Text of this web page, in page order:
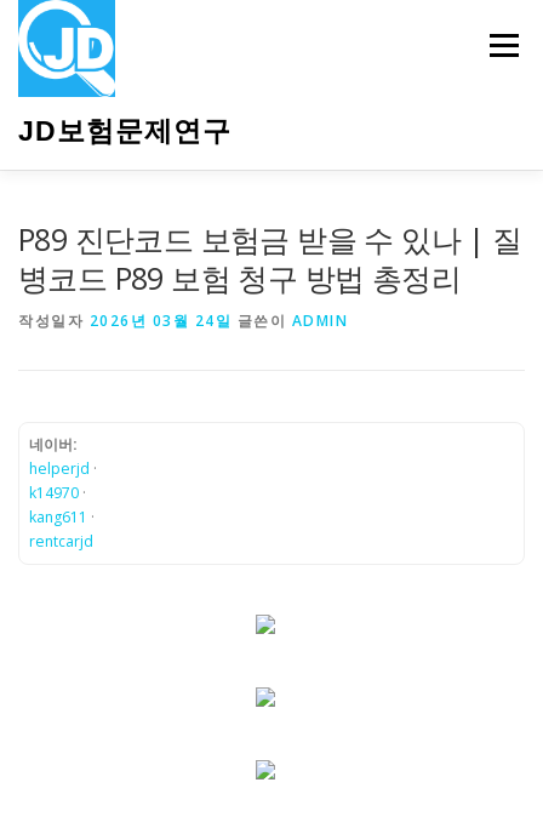
JD보험문제연구
메뉴
P89 진단코드 보험금 받을 수 있나 | 질
병코드 P89 보험 청구 방법 총정리
작성일자 2026년 03월 24일 글쓴이 ADMIN
네이버:
helperjd ·
k14970 ·
kang611 ·
rentcarjd